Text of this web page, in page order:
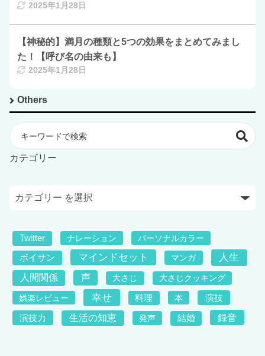
2025年1月28日
2025年1月28日
【神秘的】満月の種類と5つの効果をまとめてみまし
た！【呼び名の由来も】
Others
カテゴリー
Twitter ナレーション パーソナルカラー
ボイサン マインドセット マンガ 人生
人間関係 声 大さじ 大さじクッキング
娯楽レビュー 幸せ 料理 本 演技
演技力 生活の知恵 発声 結婚 録音